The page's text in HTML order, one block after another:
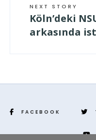
NEXT STORY
Köln’deki
arkasında
FACEBOOK